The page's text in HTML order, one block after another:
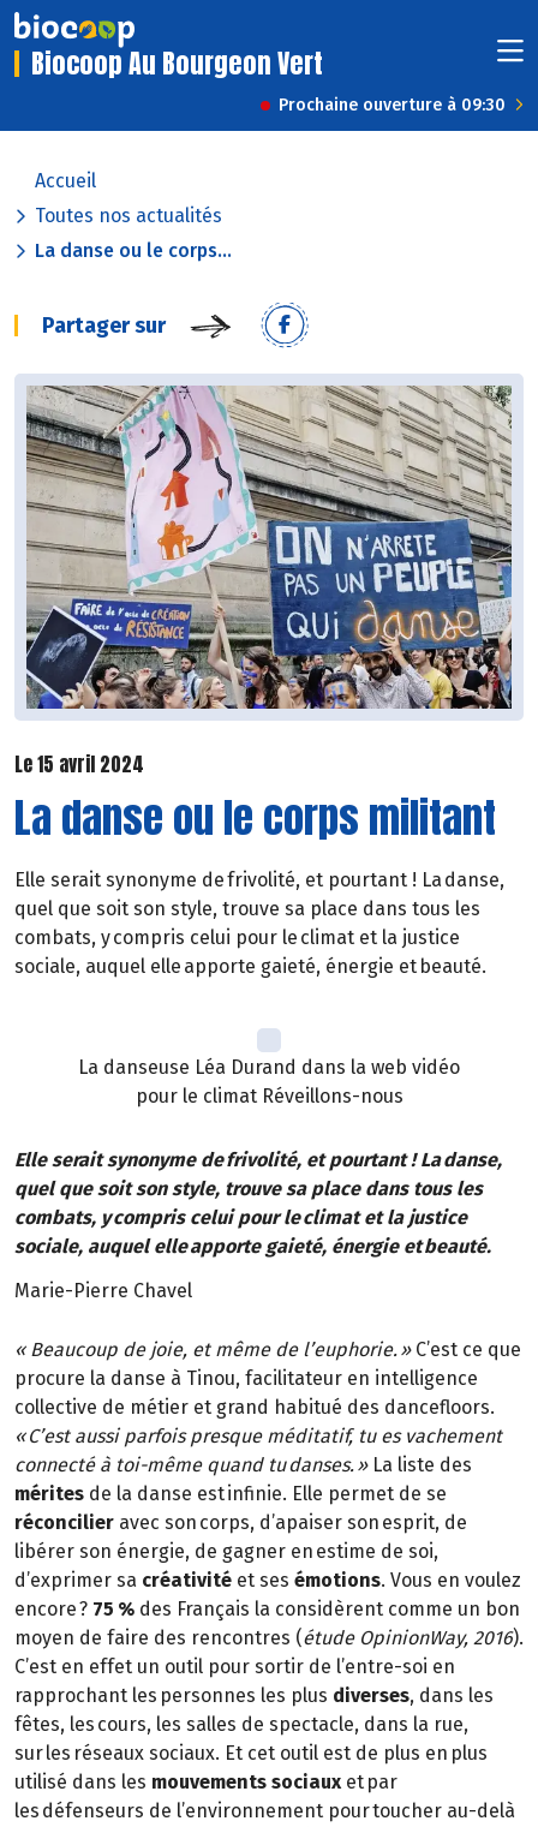
Biocoop Au Bourgeon Vert
Prochaine ouverture à 09:30
Accueil
Toutes nos actualités
La danse ou le corps...
Partager sur
Le 15 avril 2024
La danse ou le corps militant
Elle serait synonyme de frivolité, et pourtant ! La danse,
quel que soit son style, trouve sa place dans tous les
combats, y compris celui pour le climat et la justice
sociale, auquel elle apporte gaieté, énergie et beauté.
La danseuse Léa Durand dans la web vidéo
pour le climat Réveillons-nous
Elle serait synonyme de frivolité, et pourtant ! La danse,
quel que soit son style, trouve sa place dans tous les
combats, y compris celui pour le climat et la justice
sociale, auquel elle apporte gaieté, énergie et beauté.
Marie-Pierre Chavel
« Beaucoup de joie, et même de l’euphorie. » C’est ce que
procure la danse à Tinou, facilitateur en intelligence
collective de métier et grand habitué des dancefloors.
« C’est aussi parfois presque méditatif, tu es vachement
connecté à toi-même quand tu danses. »La liste des
mérites de la danse est infinie. Elle permet de se
réconcilier avec son corps, d’apaiser son esprit, de
libérer son énergie, de gagner en estime de soi,
d’exprimer sa créativité et ses émotions. Vous en voulez
encore ? 75 % des Français la considèrent comme un bon
moyen de faire des rencontres (étude OpinionWay, 2016).
C’est en effet un outil pour sortir de l’entre-soi en
rapprochant les personnes les plus diverses, dans les
fêtes, les cours, les salles de spectacle, dans la rue,
sur les réseaux sociaux. Et cet outil est de plus en plus
utilisé dans les mouvements sociaux et par
les défenseurs de l’environnement pour toucher au-delà